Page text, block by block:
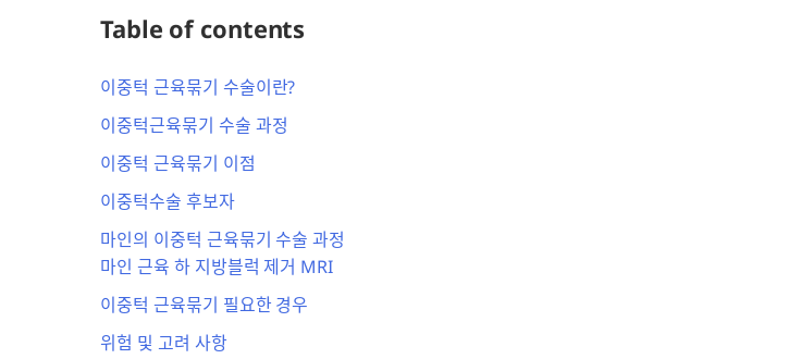
Table of contents
이중턱 근육묶기 수술이란?
이중턱근육묶기 수술 과정
​이중턱 근육묶기 이점
이중턱수술 후보자
마인의 이중턱 근육묶기 수술 과정
마인 근육 하 지방블럭 제거 MRI
이중턱 근육묶기 필요한 경우
​위험 및 고려 사항